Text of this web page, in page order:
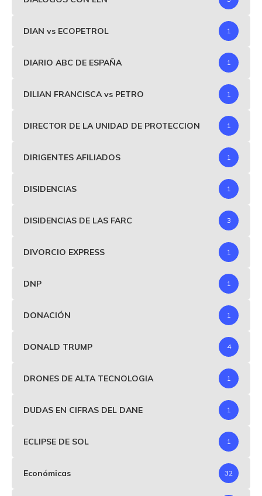
DIAN vs ECOPETROL 1
DIARIO ABC DE ESPAÑA 1
DILIAN FRANCISCA vs PETRO 1
DIRECTOR DE LA UNIDAD DE PROTECCION 1
DIRIGENTES AFILIADOS 1
DISIDENCIAS 1
DISIDENCIAS DE LAS FARC 3
DIVORCIO EXPRESS 1
DNP 1
DONACIÓN 1
DONALD TRUMP 4
DRONES DE ALTA TECNOLOGIA 1
DUDAS EN CIFRAS DEL DANE 1
ECLIPSE DE SOL 1
Económicas 32